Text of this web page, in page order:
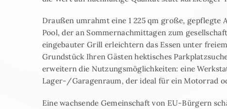
Draußen umrahmt eine 1 225 qm große,
Pool, der an Sommernachmittagen zum
eingebauter Grill erleichtern das Essen unter
Grundstück Ihren Gästen hektisches
erweitern die Nutzungsmöglichkeiten: eine
Lager-/Garagenraum, der ideal für ein Motorrad
Eine wachsende Gemeinschaft von EU-Bürgern